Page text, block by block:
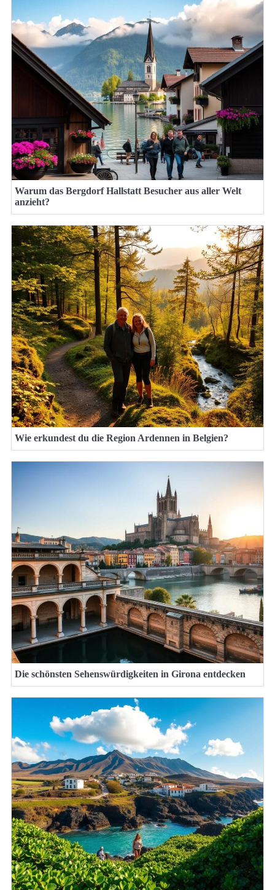
Warum das Bergdorf Hallstatt Besucher aus aller Welt
anzieht?
Wie erkundest du die Region Ardennen in Belgien?
Die schönsten Sehenswürdigkeiten in Girona entdecken